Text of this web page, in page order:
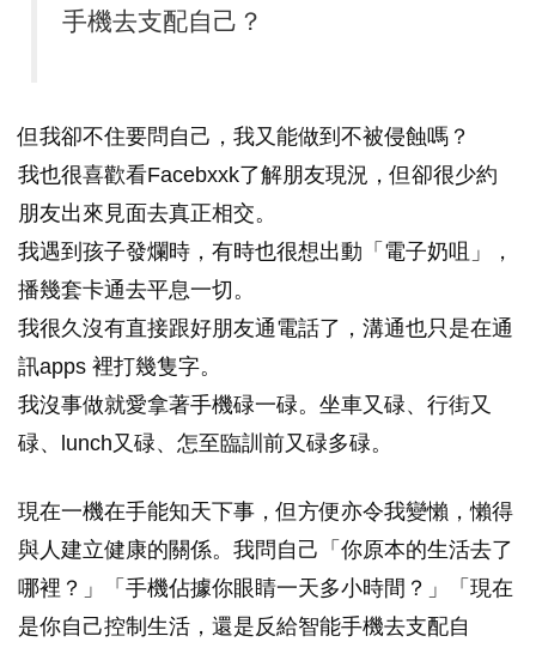
手機去支配自己？
但我卻不住要問自己，我又能做到不被侵蝕嗎？
我也很喜歡看Facebxxk了解朋友現況，但卻很少約
朋友出來見面去真正相交。
我遇到孩子發爛時，有時也很想出動「電子奶咀」，
播幾套卡通去平息一切。
我很久沒有直接跟好朋友通電話了，溝通也只是在通
訊apps 裡打幾隻字。
我沒事做就愛拿著手機碌一碌。坐車又碌、行街又
碌、lunch又碌、怎至臨訓前又碌多碌。
現在一機在手能知天下事，但方便亦令我變懶，懶得
與人建立健康的關係。我問自己「你原本的生活去了
哪裡？」「手機佔據你眼睛一天多小時間？」「現在
是你自己控制生活，還是反給智能手機去支配自